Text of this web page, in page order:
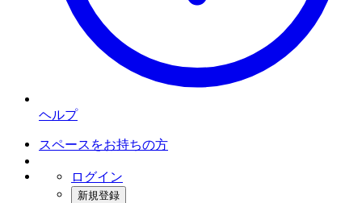
ヘルプ
スペースをお持ちの方
ログイン
新規登録